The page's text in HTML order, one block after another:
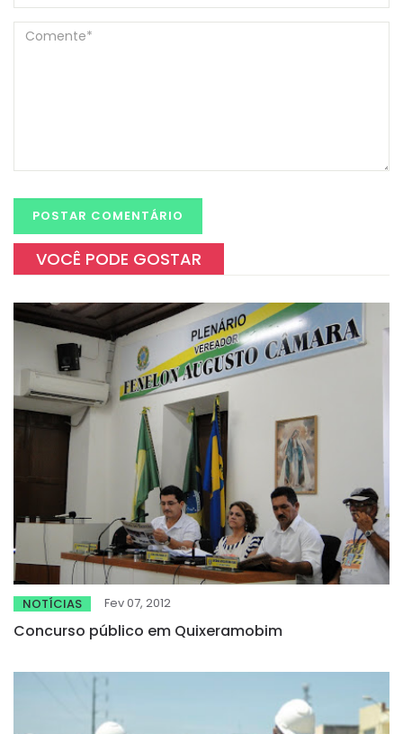
VOCÊ PODE GOSTAR
NOTÍCIAS Fev 07, 2012
Concurso público em Quixeramobim